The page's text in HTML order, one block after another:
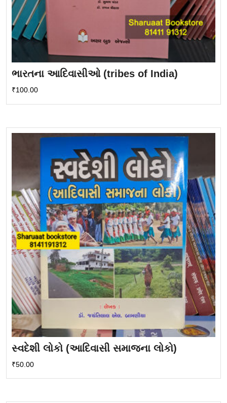
ભારતના આદિવાસીઓ (tribes of India)
₹100.00
સ્વદેશી લોકો (આદિવાસી સમાજના લોકો)
₹50.00